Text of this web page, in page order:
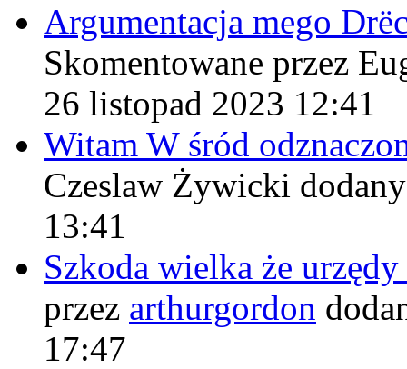
Argumentacja mego
Skomentowane przez
26 listopad 2023 12:41
Witam W śród
Czeslaw Żywicki
13:41
Szkoda wielka że
przez arthurgordon
17:47